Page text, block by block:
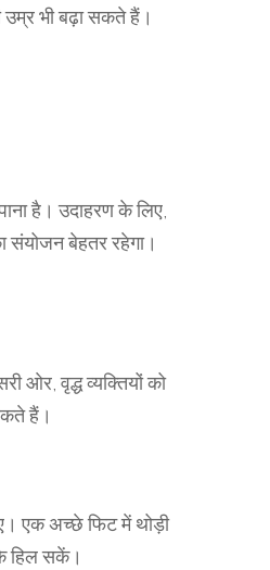
भी बढ़ा सकते हैं।
है। उदाहरण के लिए,
बेहतर रहेगा।
ओर, वृद्ध व्यक्तियों को
हैं।
एक अच्छे फिट में थोड़ी
हिल सकें।